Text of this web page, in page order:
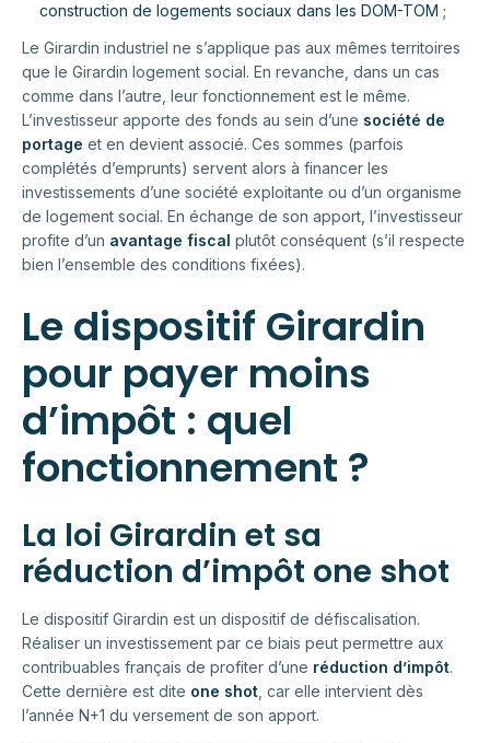
construction de logements sociaux dans les DOM-TOM ;
Le Girardin industriel ne s’applique pas aux mêmes territoires
que le Girardin logement social. En revanche, dans un cas
comme dans l’autre, leur fonctionnement est le même.
L’investisseur apporte des fonds au sein d’une société de
portage et en devient associé. Ces sommes (parfois
complétés d’emprunts) servent alors à financer les
investissements d’une société exploitante ou d’un organisme
de logement social. En échange de son apport, l’investisseur
profite d’un avantage fiscal plutôt conséquent (s’il respecte
bien l’ensemble des conditions fixées).
Le dispositif Girardin
pour payer moins
d’impôt : quel
fonctionnement ?
La loi Girardin et sa
réduction d’impôt one shot
Le dispositif Girardin est un dispositif de défiscalisation.
Réaliser un investissement par ce biais peut permettre aux
contribuables français de profiter d’une réduction d’impôt.
Cette dernière est dite one shot , car elle intervient dès
l’année N+1 du versement de son apport.